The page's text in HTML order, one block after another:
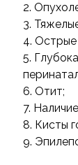
2.
3.
4.
5.
6. Отит;
7.
8. Кисты
9.